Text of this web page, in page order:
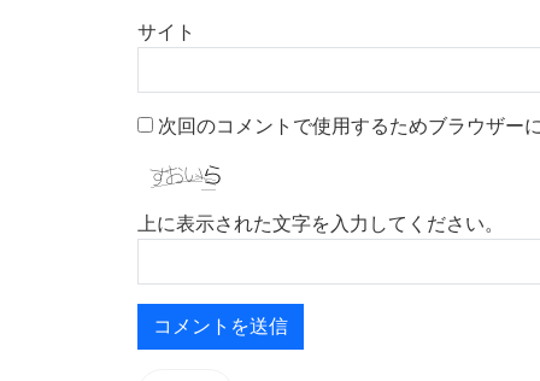
サイト
次回のコメントで使用するためブラウザー
上に表示された文字を入力してください。